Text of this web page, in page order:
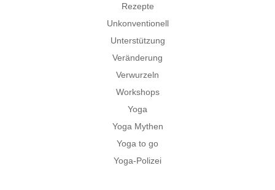
Rezepte
Unkonventionell
Unterstützung
Veränderung
Verwurzeln
Workshops
Yoga
Yoga Mythen
Yoga to go
Yoga-Polizei